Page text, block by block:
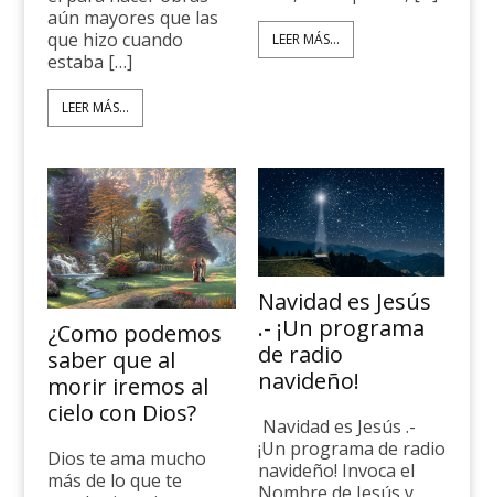
aún mayores que las
que hizo cuando
estaba […]
LEER MÁS...
LEER MÁS...
¿Como podemos
saber que al
morir iremos al
cielo con Dios?
Dios te ama mucho
más de lo que te
Navidad es Jesús
.- ¡Un programa
de radio
navideño!
Navidad es Jesús .-
¡Un programa de radio
navideño! Invoca el